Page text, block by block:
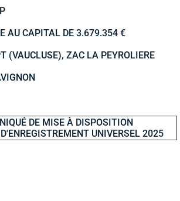
AU CAPITAL DE 3.679.354 €
(VAUCLUSE), ZAC LA PEYROLIERE
DE MISE À DISPOSITION
UNIVERSEL 2025